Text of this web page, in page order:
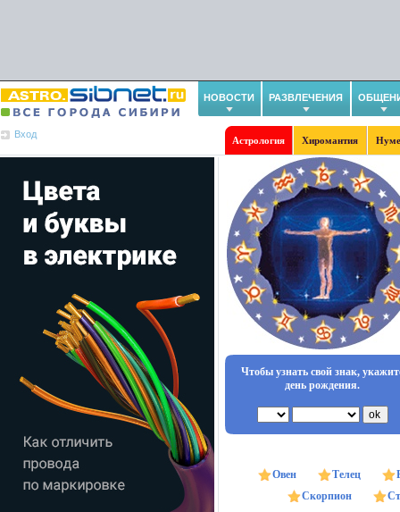
НОВОСТИ РАЗВЛЕЧЕНИЯ
Вход
Астрология Хиромантия
Чтобы узнать свой знак,
день рождения.
Овен Телец
Скорпион